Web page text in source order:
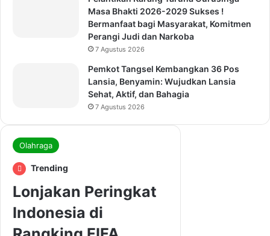
Masa Bhakti 2026-2029 Sukses !
Bermanfaat bagi Masyarakat, Komitmen
Perangi Judi dan Narkoba
7 Agustus 2026
Pemkot Tangsel Kembangkan 36 Pos
Lansia, Benyamin: Wujudkan Lansia
Sehat, Aktif, dan Bahagia
7 Agustus 2026